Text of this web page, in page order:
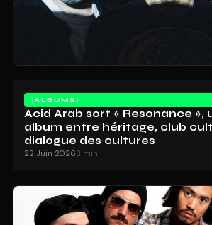
ALBUMS
Acid Arab sort « Resonance »,
album entre héritage, club
dialogue des cultures
22 Juin 20263 min